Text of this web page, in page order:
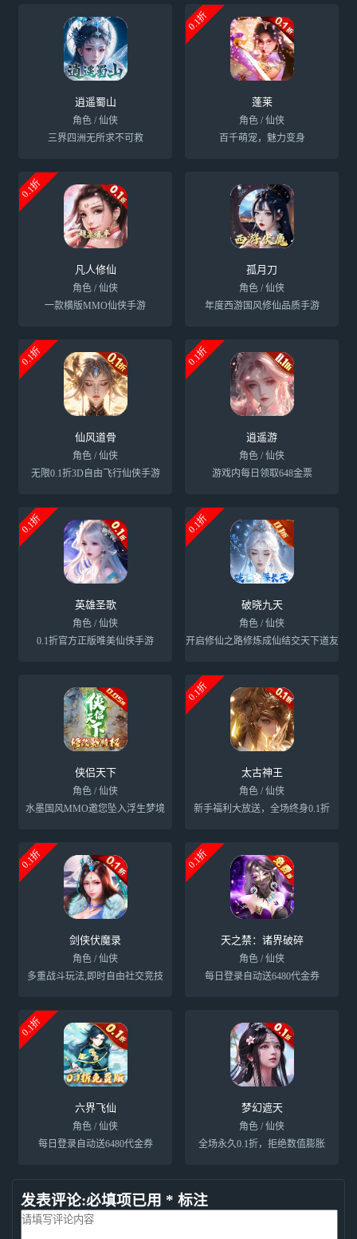
逍遥蜀山
角色 / 仙侠
三界四洲无所求不可救
0.1折
蓬莱
角色 / 仙侠
百千萌宠，魅力变身
0.1折
凡人修仙
角色 / 仙侠
一款横版MMO仙侠手游
孤月刀
角色 / 仙侠
年度西游国风修仙品质手游
0.1折
仙风道骨
角色 / 仙侠
无限0.1折3D自由飞行仙侠手游
0.1折
逍遥游
角色 / 仙侠
游戏内每日领取648金票
0.1折
英雄圣歌
角色 / 仙侠
0.1折官方正版唯美仙侠手游
0.1折
破晓九天
角色 / 仙侠
开启修仙之路修炼成仙结交天下道友
侠侣天下
角色 / 仙侠
水墨国风MMO邀您坠入浮生梦境
0.1折
太古神王
角色 / 仙侠
新手福利大放送，全场终身0.1折
0.1折
剑侠伏魔录
角色 / 仙侠
多重战斗玩法,即时自由社交竞技
0.1折
天之禁：诸界破碎
角色 / 仙侠
每日登录自动送6480代金券
0.1折
六界飞仙
角色 / 仙侠
每日登录自动送6480代金券
梦幻遮天
角色 / 仙侠
全场永久0.1折，拒绝数值膨胀
发表评论:必填项已用 * 标注